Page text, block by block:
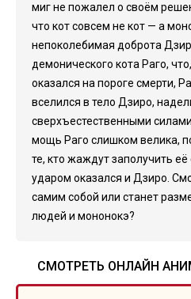
миг не пожалел о своём
что кот совсем не кот — а
непоколебимая доброта
демонического кота Раго,
оказался на пороге смерти,
вселился в тело Дзиро,
сверхъестественными
мощь Раго слишком велика,
те, кто жаждут заполучить
ударом оказался и Дзиро.
самим собой или станет
людей и мононокэ?
СМОТРЕТЬ ОНЛАЙН